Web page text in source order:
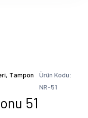
, Tampon
Ürün Kodu:
NR-51
51